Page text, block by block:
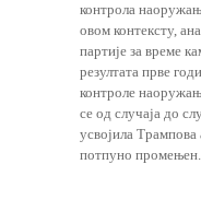
контрола
овом контексту,
партије за време
резултата прве
контроле
се од случаја до
усвојила
потпуно промењен.